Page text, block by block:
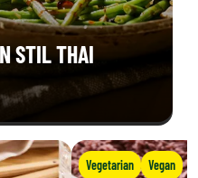
STIL THAI
Vegetarian Vegan